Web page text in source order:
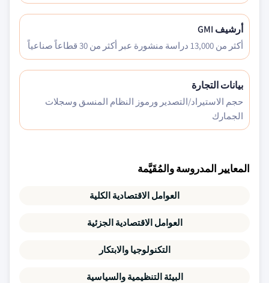
أرشيف GMI
أكثر من 13,000 دراسة منشورة عبر أكثر من 30 قطاعاً صناعياً
بيانات التجارة
حجم الاستيراد/التصدير ورموز النظام المنسق وسجلات
الجمارك
المعايير المدروسة والمُقَيَّمة
العوامل الاقتصادية الكلية
العوامل الاقتصادية الجزئية
التكنولوجيا والابتكار
البيئة التنظيمية والسياسية